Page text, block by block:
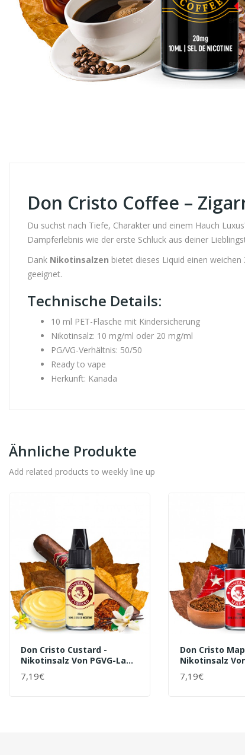
Don Cristo Coffee –
Du suchst nach Tiefe, Charakter und einem Hauch
Dampferlebnis wie der erste Schluck aus deiner
Dank Nikotinsalzen bietet dieses Liquid einen
geeignet.
Technische Details:
10 ml PET-Flasche mit Kindersicherung
Nikotinsalz: 10 mg/ml oder 20 mg/ml
PG/VG-Verhältnis: 50/50
Ready to vape
Herkunft: Kanada
Ähnliche Produkte
Add related products to weekly line up
Don Cristo Custard -
Nikotinsalz Von PGVG-Labs
7,19€
+ WARENKORB
Don Cristo
Nikotinsalz Von
7,19€
+ WARENKORB